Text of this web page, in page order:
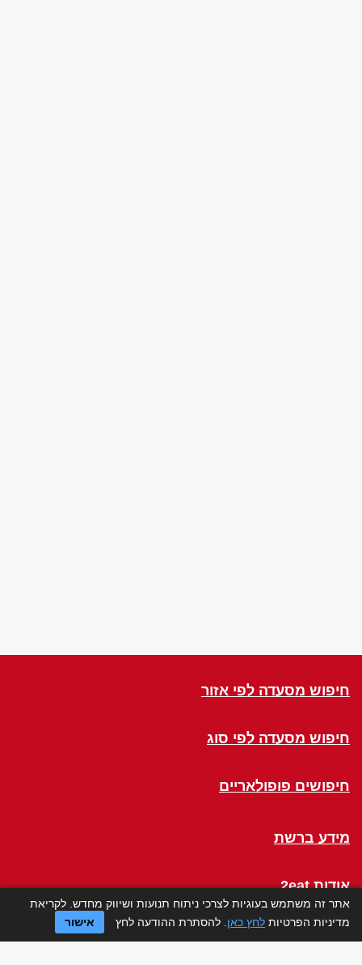
חיפוש מסעדה לפי אזור
חיפוש מסעדה לפי סוג
חיפושים פופולאריים
מידע ברשת
אודות 2eat
Click a Table
אתר זה משתמש בעוגיות לצרכי ניתוח תנועות ושיווק מחדש. לקריאת
מדיניות הפרטיות לחץ כאן . להסתרת ההודעה לחץ אישור